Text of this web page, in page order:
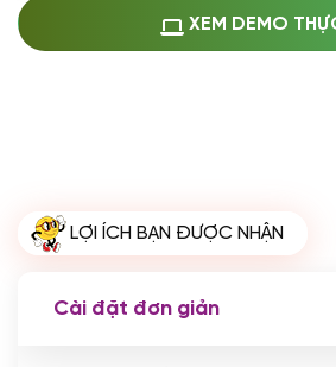
Thay logo + thông tin
(+100.000 VND)
(+200.000 VND)
XEM DEMO
LỢI ÍCH BẠN ĐƯỢC NHẬN
Cài đặt đơn giản